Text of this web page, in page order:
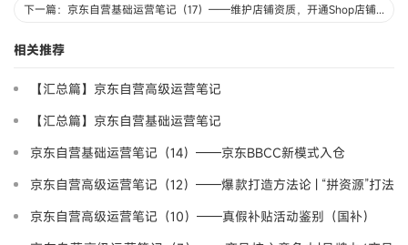
下一篇：京东自营基础运营笔记（17）——维护店铺资质，开通Shop店铺后台
相关推荐
【汇总篇】京东自营高级运营笔记
【汇总篇】京东自营基础运营笔记
京东自营基础运营笔记（14）——京东BBCC新模式入仓
京东自营高级运营笔记（12）——爆款打造方法论 | “拼资源”打法
策略案例分享-野路子
京东自营高级运营笔记（10）——真假补贴活动鉴别（国补）